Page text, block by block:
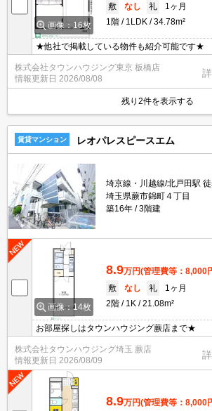
画像：16枚
敷 なし 礼
1ヶ月
1階
1LDK 34.78m²
★他社で掲載している物件も紹介可能です★
株式会社タウンハウジング東京 板橋店
情報更新日 2026/08/08
残り2件を表示する
賃貸マンション レオパレスピースエム
埼京線・川越線/北戸田駅
埼玉県蕨市錦町４丁目
築16年
3階建
画像：14枚
8.9万円(管理費等：8,000
敷
なし 礼
1ヶ月
2階
1K 21.08m²
お部屋探しはタウンハウジング蕨店まで★
株式会社タウンハウジング埼玉 蕨店
情報更新日 2026/08/09
8.9万円(管理費等：8,000